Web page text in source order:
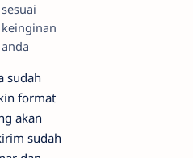
sesuai
keinginan
anda
sudah
format
akan
sudah